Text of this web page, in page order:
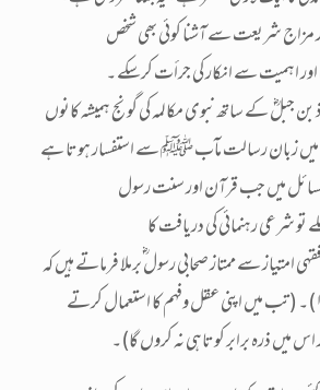
مزاج شریعت سے آشنا کوئی بھی شخص
اہمیت سے انکار کی جرأت کرسکے ۔
جبلؓ کے ساتھ نبوی مکالمہ کی گونج ہمیشہ کانوں
میں زبان رسالت مآب ﷺ سے استفسار ہوتا ہے
میں جب قرآن اور سنت رسول
شرعی رہنمائی کی دریافت کا
فقہی امتیاز سے ممتاز صحابی رسول ؓبرملا فرماتے ہیں کہ
: ’’ اجتہد رایی و لاآلو‘‘ (۱)۔ ( تب میں اپنی عقل وفہم کا استعمال کرتے
میں ذرہ برابر کوتاہی نہ کروں گا)۔